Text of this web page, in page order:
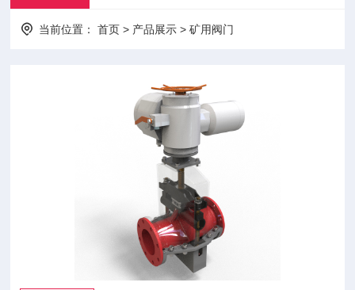
当前位置：首页 > 产品展示 >矿用阀门